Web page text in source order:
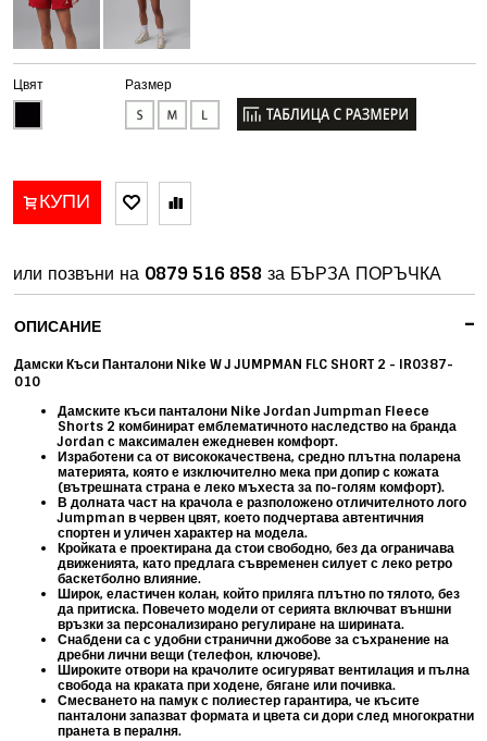
Цвят Размер
КУПИ
или позвъни на 0879 516 858 за БЪРЗА ПОРЪЧКА
-
ОПИСАНИЕ
Дамски Къси Панталони Nike W J JUMPMAN FLC SHORT 2 - IR0387-
010
Дамските къси панталони NikeJordan Jumpman Fleece
Shorts 2комбинират емблематичното наследство на бранда
Jordan с максимален ежедневен комфорт.
Изработени са от висококачествена, средно плътнаполарена
материята, която е изключително мека при допир с кожата
(вътрешната страна е леко мъхеста за по-голям комфорт).
В долната част на крачола е разположено отличителното лого
Jumpman в червен цвят, което подчертава автентичния
спортен и уличен характер на модела.
Кройката е проектирана да стои свободно, без да ограничава
движенията, като предлага съвременен силует с леко ретро
баскетболно влияние.
Широк, еластичен колан, който приляга плътно по тялото, без
да притиска. Повечето модели от серията включватвъншни
връзкиза персонализирано регулиране на ширината.
Снабдени са с удобни странични джобове за съхранение на
дребни лични вещи (телефон, ключове).
Широките отвори на крачолите осигуряват вентилация и пълна
свобода на краката при ходене, бягане или почивка.
Смесването на памук с полиестер гарантира, че късите
панталони запазват формата и цвета си дори след многократни
пранета в пералня.